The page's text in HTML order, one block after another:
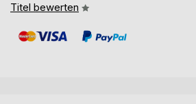
Titel bewerten